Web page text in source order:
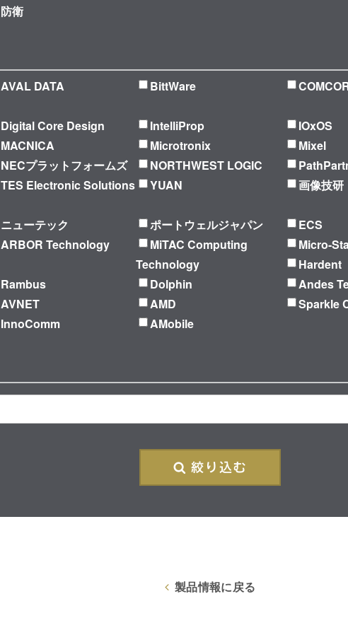
防衛
AVAL DATA BittWare
Digital Core Design IntelliProp IOxOS
MACNICA Microtronix Mixel
NECプラットフォームズ
NORTHWEST LOGIC
TES Electronic Solutions YUAN 画像技研
ニューテック ポートウェルジャパン ECS
ARBOR Technology
MiTAC Computing
Technology
Micro-
Hardent
Rambus Dolphin Andes
AVNET AMD Sparkle
InnoComm AMobile
製品情報に戻る